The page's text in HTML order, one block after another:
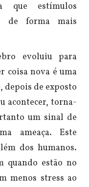
que estímulos
de forma mais
evoluiu para
coisa nova é uma
depois de exposto
acontecer, torna-
um sinal de
ameaça. Este
dos humanos.
quando estão no
menos stress ao